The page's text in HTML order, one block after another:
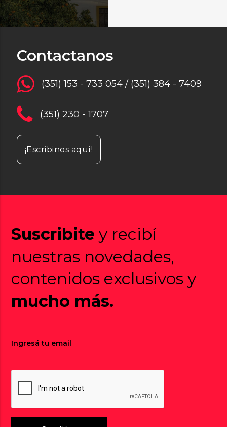
Contactanos
(351) 153 - 733 054 / (351) 384 - 7409
(351) 230 - 1707
¡Escribinos aquí!
Suscribite y recibí
nuestras novedades,
contenidos exclusivos y
mucho más.